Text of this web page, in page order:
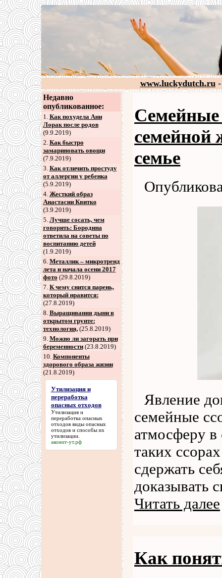
www.luckydutch.ru-
Недавно
опубликованное:
1. Как похудела Ани
Лорак после родов
(9.9.2019)
2. Как быстро
замариновать овощи
(7.9.2019)
3. Как отличить простуду
от аллергии у ребенка
(5.9.2019)
4. Жесткий образ
Анастасии Квитко
(3.9.2019)
5. Лучше сосать, чем
говорить: Бородина
ответила на советы по
воспитанию детей
(1.9.2019)
6. Металлик – микротренд
лета и начала осени 2017
фото (29.8.2019)
7. К чему снится парень,
который нравится:
(27.8.2019)
8. Выращивания дыни в
открытом грунте:
технология,(25.8.2019)
9. Можно ли загорать при
беременности(23.8.2019)
10. Компоненты
здорового образа жизни
(21.8.2019)
Утилизация и
переработка
опасных отходов
Утилизация и
переработка опасных
отходоввиды опасных
отходов и способы их
утилизации.
аконит-ут.рф
семейной
семье
Явление
семейные
атмосферу в
таких
сдержать
доказывать
Читать далее
Как